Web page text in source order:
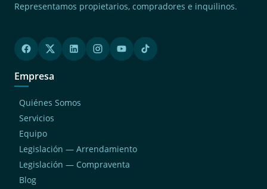
Representamos propietarios, compradores e inquilinos.
Empresa
Quiénes Somos
Servicios
Equipo
Legislación — Arrendamiento
Legislación — Compraventa
Blog